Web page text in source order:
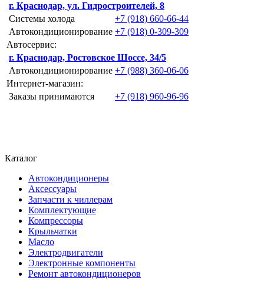
г. Краснодар, ул. Гидростроителей, 8
Системы холода
+7 (918) 660-66-44
Автокондиционирование +7 (918) 0-309-309
Автосервис:
г. Краснодар, Ростовское Шоссе, 34/5
Автокондиционирование +7 (988) 360-06-06
Интернет-магазин:
Заказы принимаются
+7 (918) 960-96-96
Каталог
Автокондиционеры
Аксессуары
Запчасти к чиллерам
Комплектующие
Компрессоры
Крыльчатки
Масло
Электродвигатели
Электронные компоненты
Ремонт автокондиционеров